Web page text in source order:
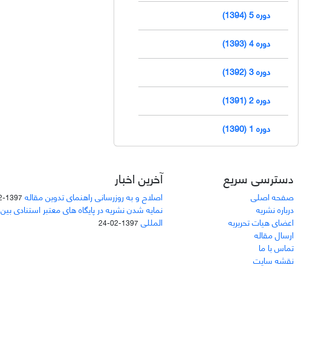
دوره 5 (1394)
دوره 4 (1393)
دوره 3 (1392)
دوره 2 (1391)
دوره 1 (1390)
دسترسی سریع
صفحه اصلی
درباره نشریه
اعضای هیات تحریریه
ارسال مقاله
تماس با ما
نقشه سایت
آخرین اخبار
اصلاح و به روزرسانی راهنمای تدوین مقاله 1397-02-24
نمایه شدن نشریه در پایگاه های معتبر استنادی بین
المللی 1397-02-24